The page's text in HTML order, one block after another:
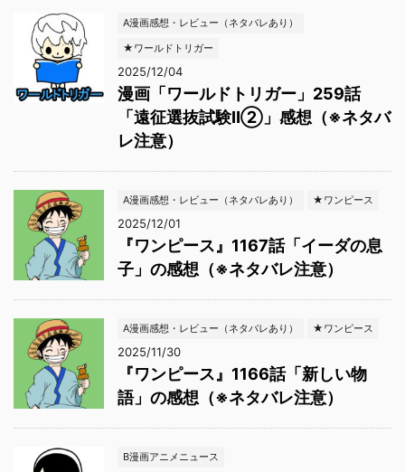
A漫画感想・レビュー（ネタバレあり）
★ワールドトリガー
2025/12/04
漫画「ワールドトリガー」259話
「遠征選抜試験Ⅱ②」感想（※ネタバ
レ注意）
A漫画感想・レビュー（ネタバレあり） ★ワンピース
2025/12/01
『ワンピース』1167話「イーダの息
子」の感想（※ネタバレ注意）
A漫画感想・レビュー（ネタバレあり） ★ワンピース
2025/11/30
『ワンピース』1166話「新しい物
語」の感想（※ネタバレ注意）
B漫画アニメニュース